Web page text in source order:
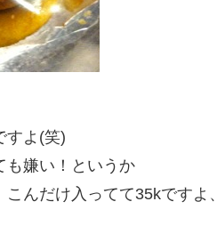
すよ(笑)
も嫌い！というか
んだけ入ってて35kですよ、